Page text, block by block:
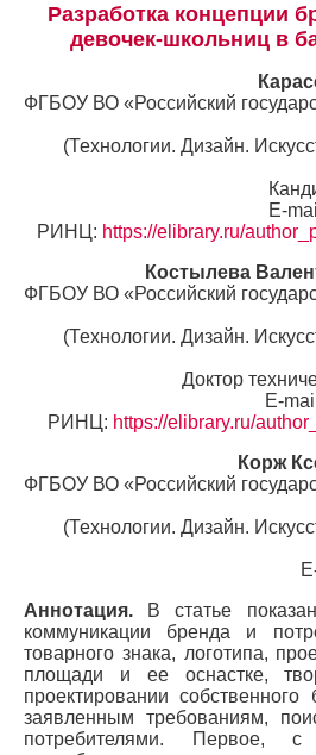
Разработка концепции
девочек-школьниц в
ФГБОУ ВО «Российский
(Технологии. Дизайн.
E-
РИНЦ: https://elibrary.ru/
Костылева
ФГБОУ ВО «Российский
(Технологии. Дизайн.
Доктор
E-
РИНЦ: https://elibrary.ru/
Корж
ФГБОУ ВО «Российский
(Технологии. Дизайн.
Аннотация. В статье
коммуникации бренда и
товарного знака, логотипа,
площади и ее оснастке,
проектировании
заявленным требованиям,
потребителями. Первое, с